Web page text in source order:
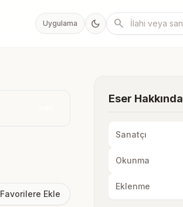
Uygulama dark_mode search
Favorilere Ekle
Eser Hakkında
Sanatçı
Okunma
Eklenme